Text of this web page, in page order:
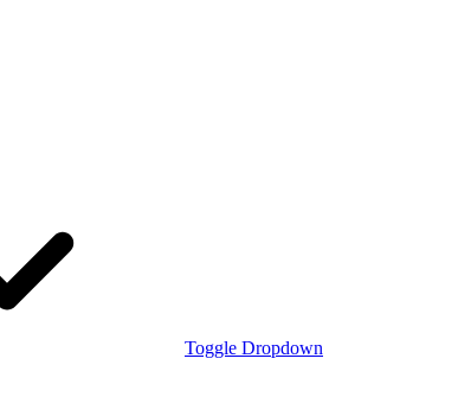
Toggle Dropdown